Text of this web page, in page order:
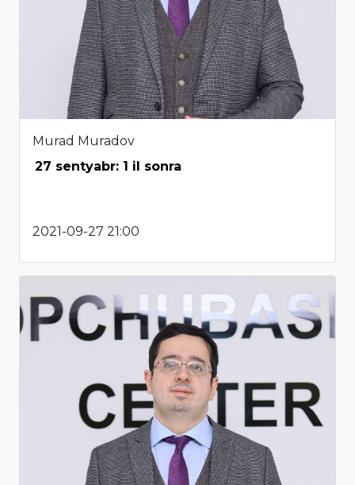
Murad Muradov
27 sentyabr: 1 il sonra
2021-09-27 21:00